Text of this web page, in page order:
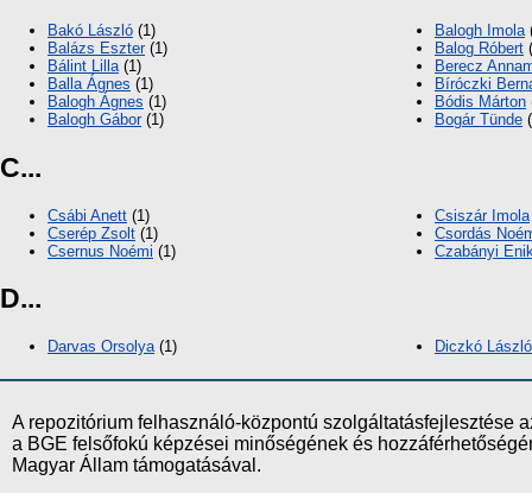
Bakó László (1)
Balázs Eszter(1)
Bálint Lilla(1)
Balla Ágnes (1)
Balogh Ágnes (1)
Balogh Gábor(1)
Balogh Imola
Balog Róbert
Berecz
Bíróczki
Bódis Márton
Bogár Tünde
C...
Csábi Anett (1)
Cserép Zsolt (1)
Csernus Noémi (1)
Csiszár Imola
Csordás
Czabányi
D...
Darvas Orsolya (1) Diczkó László
A repozitórium felhasználó-központú szolgáltatásfejlesztése
a BGE felsőfokú képzései minőségének és
Magyar Állam támogatásával.